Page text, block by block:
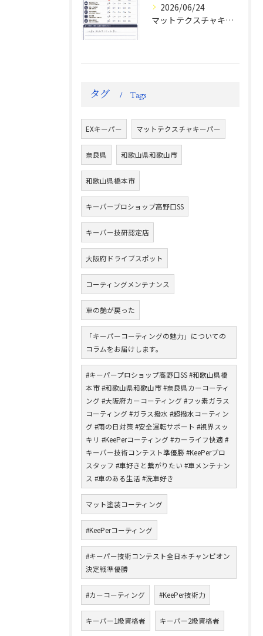
2026/06/24
マットテクスチャキーパー施工後のお客様の声
タグ Tags
EXキーパー マットテクスチャキーパー
奈良県 和歌山県和歌山市
和歌山県橋本市
キーパープロショップ高野口SS
キーパー技研認定店
大阪府ドライブスポット
コーティングメンテナンス
車の艶が戻った
「キーパーコーティングの魅力」についての
コラムをお届けします。
#キーパープロショップ高野口SS #和歌山県橋
本市 #和歌山県和歌山市 #奈良県カーコーティ
ング #大阪府カーコーティング #フッ素ガラス
コーティング #ガラス撥水 #超撥水コーティン
グ #雨の日対策 #安全運転サポート #視界スッ
キリ #KeePerコーティング #カーライフ快適 #
キーパー技術コンテスト準優勝 #KeePerプロ
スタッフ #車好きと繋がりたい #車メンテナン
ス #車のある生活 #洗車好き
マット塗装コーティング
#KeePerコーティング
#キーパー技術コンテスト全日本チャンピオン
決定戦準優勝
#カーコーティング #KeePer技術力
キーパー1級資格者 キーパー2級資格者